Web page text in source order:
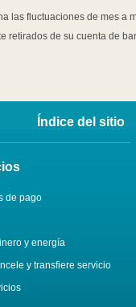
las fluctuaciones de mes a
retirados de su cuenta de
Índice del sitio
de pago
y energía
y transfiere servicio